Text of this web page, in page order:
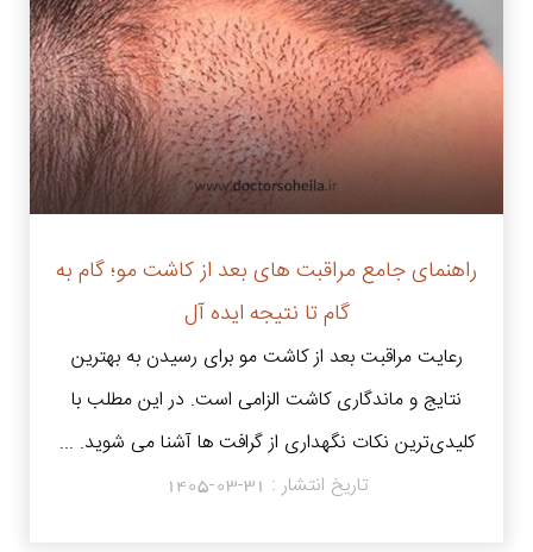
راهنمای جامع مراقبت های بعد از کاشت مو؛ گام به
گام تا نتیجه ایده آل
رعایت مراقبت بعد از کاشت مو برای رسیدن به بهترین
نتایج و ماندگاری کاشت الزامی است. در این مطلب با
کلیدی‌ترین نکات نگهداری از گرافت‌ ها آشنا می شوید. ...
تاریخ انتشار : 1405-03-31